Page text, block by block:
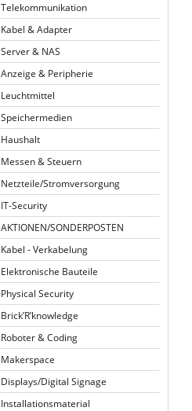
Telekommunikation
Kabel & Adapter
Server & NAS
Anzeige & Peripherie
Leuchtmittel
Speichermedien
Haushalt
Messen & Steuern
Netzteile/Stromversorgung
IT-Security
AKTIONEN/SONDERPOSTEN
Kabel - Verkabelung
Elektronische Bauteile
Physical Security
Brick’R’knowledge
Roboter & Coding
Makerspace
Displays/Digital Signage
Installationsmaterial